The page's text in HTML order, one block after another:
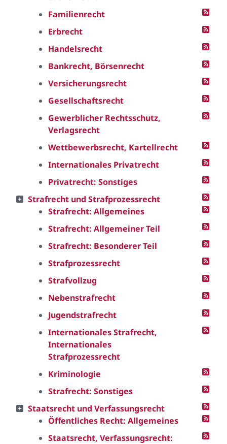
Familienrecht
Erbrecht
Handelsrecht
Bankrecht, Börsenrecht
Versicherungsrecht
Gesellschaftsrecht
Gewerblicher Rechtsschutz,
Verlagsrecht
Wettbewerbsrecht, Kartellrecht
Internationales Privatrecht
Privatrecht: Sonstiges
Strafrecht und Strafprozessrecht
Strafrecht: Allgemeines
Strafrecht: Allgemeiner Teil
Strafrecht: Besonderer Teil
Strafprozessrecht
Strafvollzug
Nebenstrafrecht
Jugendstrafrecht
Internationales Strafrecht,
Internationales
Strafprozessrecht
Kriminologie
Strafrecht: Sonstiges
Staatsrecht und Verfassungsrecht
Öffentliches Recht: Allgemeines
Staatsrecht, Verfassungsrecht: